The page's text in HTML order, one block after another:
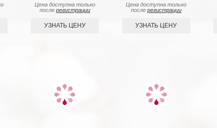
Цена доступна только
после регистрации
УЗНАТЬ ЦЕНУ
Цена доступна только
послерегистрации
УЗНАТЬ ЦЕНУ